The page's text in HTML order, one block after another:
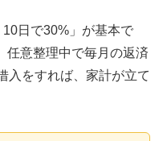
日で30%」が基本で
任意整理中で毎月の返済
入をすれば、家計が立て